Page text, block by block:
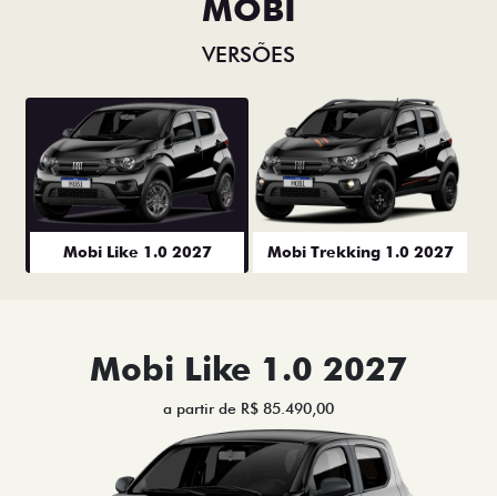
MOBI
VERSÕES
Mobi Like 1.0 2027 Mobi Trekking 1.0 2027
Mobi Like 1.0 2027
a partir de R$ 85.490,00